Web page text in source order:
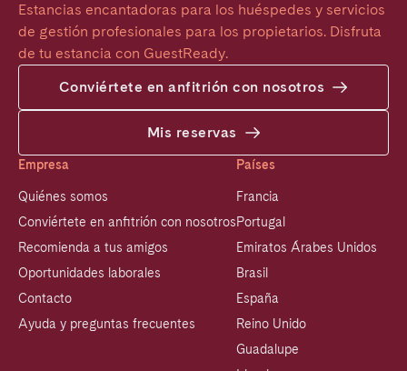
Estancias encantadoras para los huéspedes y servicios
de gestión profesionales para los propietarios. Disfruta
de tu estancia con GuestReady.
Conviértete en anfitrión con nosotros
Mis reservas
Empresa
Quiénes somos
Conviértete en anfitrión con nosotros
Recomienda a tus amigos
Oportunidades laborales
Contacto
Ayuda y preguntas frecuentes
Países
Francia
Portugal
Emiratos Árabes Unidos
Brasil
España
Reino Unido
Guadalupe